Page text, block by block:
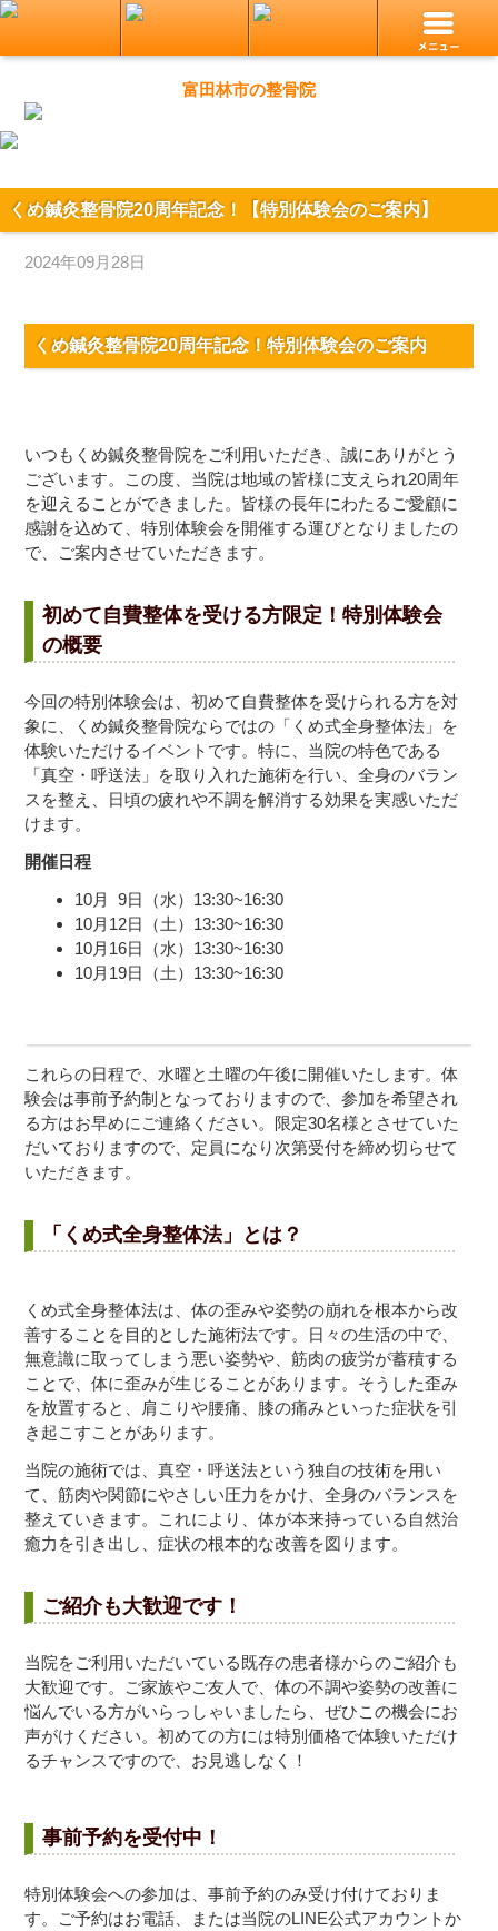
富田林市の整骨院
くめ鍼灸整骨院20周年記念！【特別体験会のご案内】
2024年09月28日
くめ鍼灸整骨院20周年記念！特別体験会のご案内
いつもくめ鍼灸整骨院をご利用いただき、誠にありがとう
ございます。この度、当院は地域の皆様に支えられ20周年
を迎えることができました。皆様の長年にわたるご愛顧に
感謝を込めて、特別体験会を開催する運びとなりましたの
で、ご案内させていただきます。
初めて自費整体を受ける方限定！特別体験会
の概要
今回の特別体験会は、初めて自費整体を受けられる方を対
象に、くめ鍼灸整骨院ならではの「くめ式全身整体法」を
体験いただけるイベントです。特に、当院の特色である
「真空・呼送法」を取り入れた施術を行い、全身のバラン
スを整え、日頃の疲れや不調を解消する効果を実感いただ
けます。
開催日程
10月 9日（水）13:30~16:30
10月12日（土）13:30~16:30
10月16日（水）13:30~16:30
10月19日（土）13:30~16:30
これらの日程で、水曜と土曜の午後に開催いたします。体
験会は事前予約制となっておりますので、参加を希望され
る方はお早めにご連絡ください。限定30名様とさせていた
だいておりますので、定員になり次第受付を締め切らせて
いただきます。
「くめ式全身整体法」とは？
くめ式全身整体法は、体の歪みや姿勢の崩れを根本から改
善することを目的とした施術法です。日々の生活の中で、
無意識に取ってしまう悪い姿勢や、筋肉の疲労が蓄積する
ことで、体に歪みが生じることがあります。そうした歪み
を放置すると、肩こりや腰痛、膝の痛みといった症状を引
き起こすことがあります。
当院の施術では、真空・呼送法という独自の技術を用い
て、筋肉や関節にやさしい圧力をかけ、全身のバランスを
整えていきます。これにより、体が本来持っている自然治
癒力を引き出し、症状の根本的な改善を図ります。
ご紹介も大歓迎です！
当院をご利用いただいている既存の患者様からのご紹介も
大歓迎です。ご家族やご友人で、体の不調や姿勢の改善に
悩んでいる方がいらっしゃいましたら、ぜひこの機会にお
声がけください。初めての方には特別価格で体験いただけ
るチャンスですので、お見逃しなく！
事前予約を受付中！
特別体験会への参加は、事前予約のみ受け付けておりま
す。ご予約はお電話、または当院のLINE公式アカウントか